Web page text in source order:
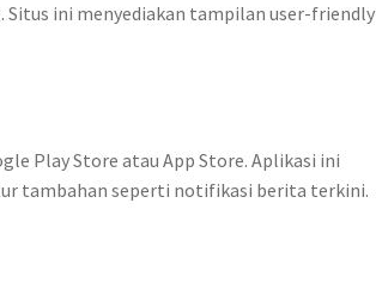
ini menyediakan tampilan user-friendly
Play Store atau App Store. Aplikasi ini
tambahan seperti notifikasi berita terkini.